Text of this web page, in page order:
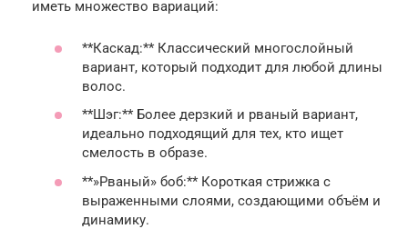
иметь множество вариаций:
**Каскад:** Классический многослойный
вариант, который подходит для любой длины
волос.
**Шэг:** Более дерзкий и рваный вариант,
идеально подходящий для тех, кто ищет
смелость в образе.
**»Рваный» боб:** Короткая стрижка с
выраженными слоями, создающими объём и
динамику.